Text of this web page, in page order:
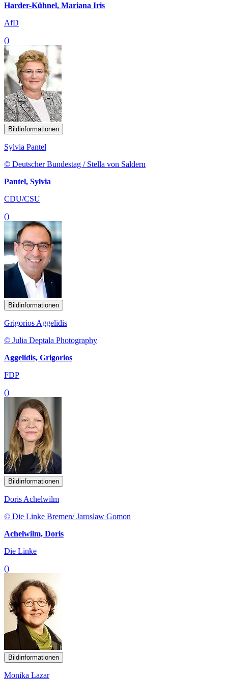
Harder-Kühnel, Mariana Iris
AfD
()
Bildinformationen
Sylvia Pantel
© Deutscher Bundestag / Stella von Saldern
Pantel, Sylvia
CDU/CSU
()
Bildinformationen
Grigorios Aggelidis
© Julia Deptala Photography
Aggelidis, Grigorios
FDP
()
Bildinformationen
Doris Achelwilm
© Die Linke Bremen/ Jaroslaw Gomon
Achelwilm, Doris
Die Linke
()
Bildinformationen
Monika Lazar